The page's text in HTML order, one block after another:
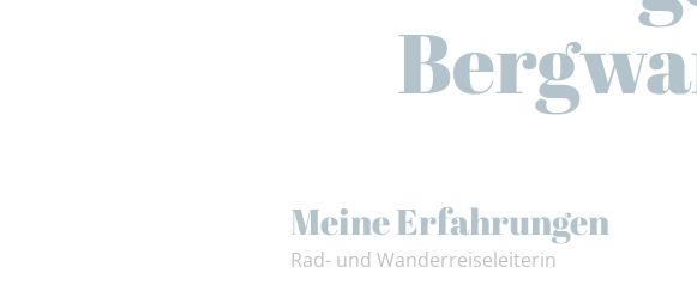
Meine Erfahrungen
Rad- und Wanderreiseleiterin